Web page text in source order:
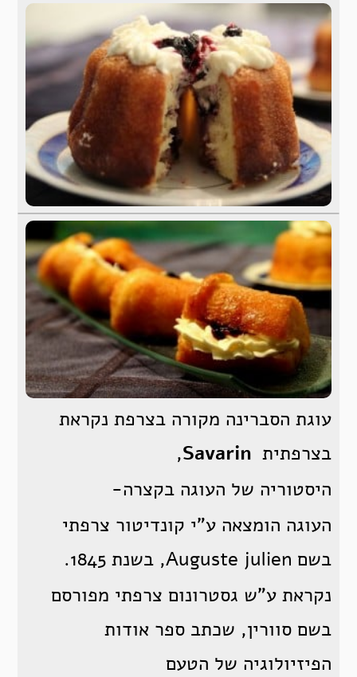
עוגת הסברינה מקורה בצרפת נקראת
בצרפתית Savarin
,
היסטוריה של העוגה בקצרה-
העוגה הומצאה ע”י קונדיטור צרפתי
בשם Auguste julien, בשנת 1845.
נקראת ע”ש גסטרונום צרפתי מפורסם
בשם סוורין, שכתב ספר אודות
הפיזיולוגיה של הטעם